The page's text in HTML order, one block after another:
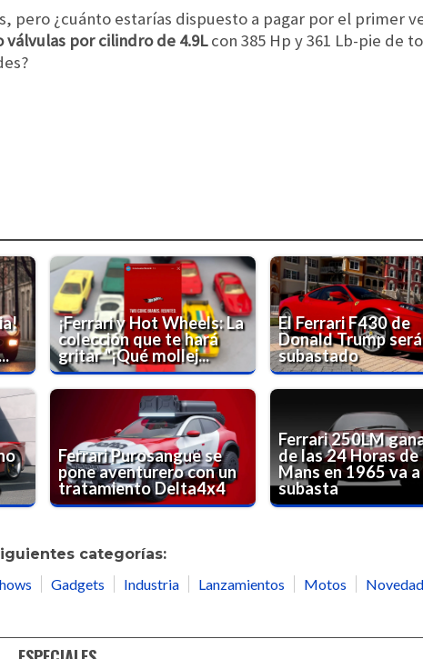
pero ¿cuánto estarías dispuesto a pagar por el primer
por cilindro de 4.9Lcon 385 Hp y 361 Lb-pie de
¡Ferrari y Hot Wheels: La
colección que te hará
gritar "¡Qué mollej...
El Ferrari F430 de
Donald Trump será
subastado
Ferrari Purosangue se
pone aventurero con un
tratamiento Delta4x4
Ferrari 250LM
de las 24 Horas de
Mans en 1965 va a
subasta
categorías:
Gadgets Industria Lanzamientos Motos